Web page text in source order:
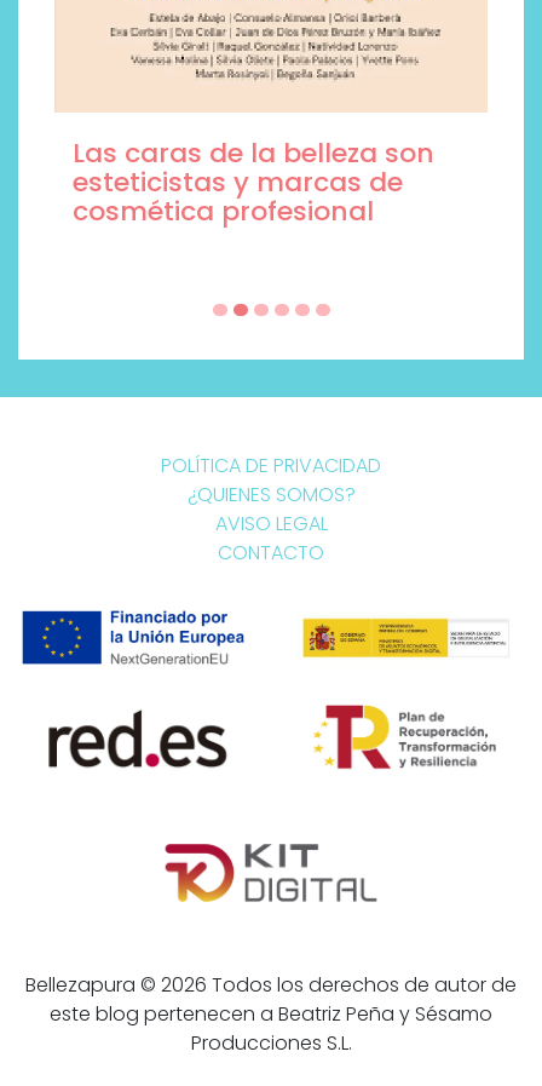
Las caras de la belleza son
esteticistas y marcas de
cosmética profesional
POLÍTICA DE PRIVACIDAD
¿QUIENES SOMOS?
AVISO LEGAL
CONTACTO
Bellezapura © 2026 Todos los derechos de autor de
este blog pertenecen a Beatriz Peña y Sésamo
Producciones S.L.